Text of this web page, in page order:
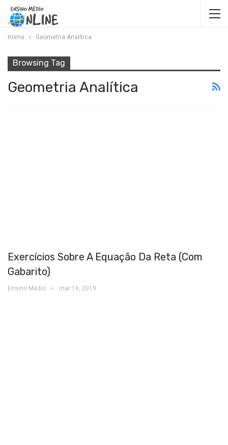
Home Geometria Analítica
Browsing Tag
Geometria Analítica
Exercícios Sobre A Equação Da Reta (com
Gabarito)
Ensino Médio mar 16, 2019